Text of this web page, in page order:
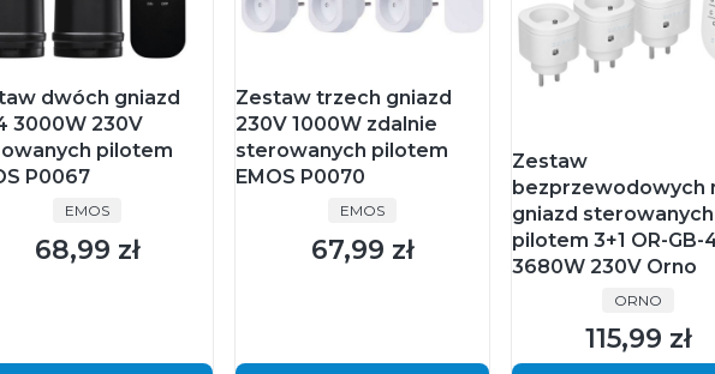
dwóch gniazd
3000W 230V
pilotem
P0067
PRODUCENT
EMOS
Cena
68,99 zł
Zestaw trzech gniazd
230V 1000W zdalnie
sterowanych pilotem
EMOS P0070
PRODUCENT
EMOS
Cena
67,99 zł
Zestaw
bezprzewodowych
gniazd sterowanych
pilotem 3+1 OR-GB-
3680W 230V Orno
PRODUCENT
ORNO
Cena
115,99 zł